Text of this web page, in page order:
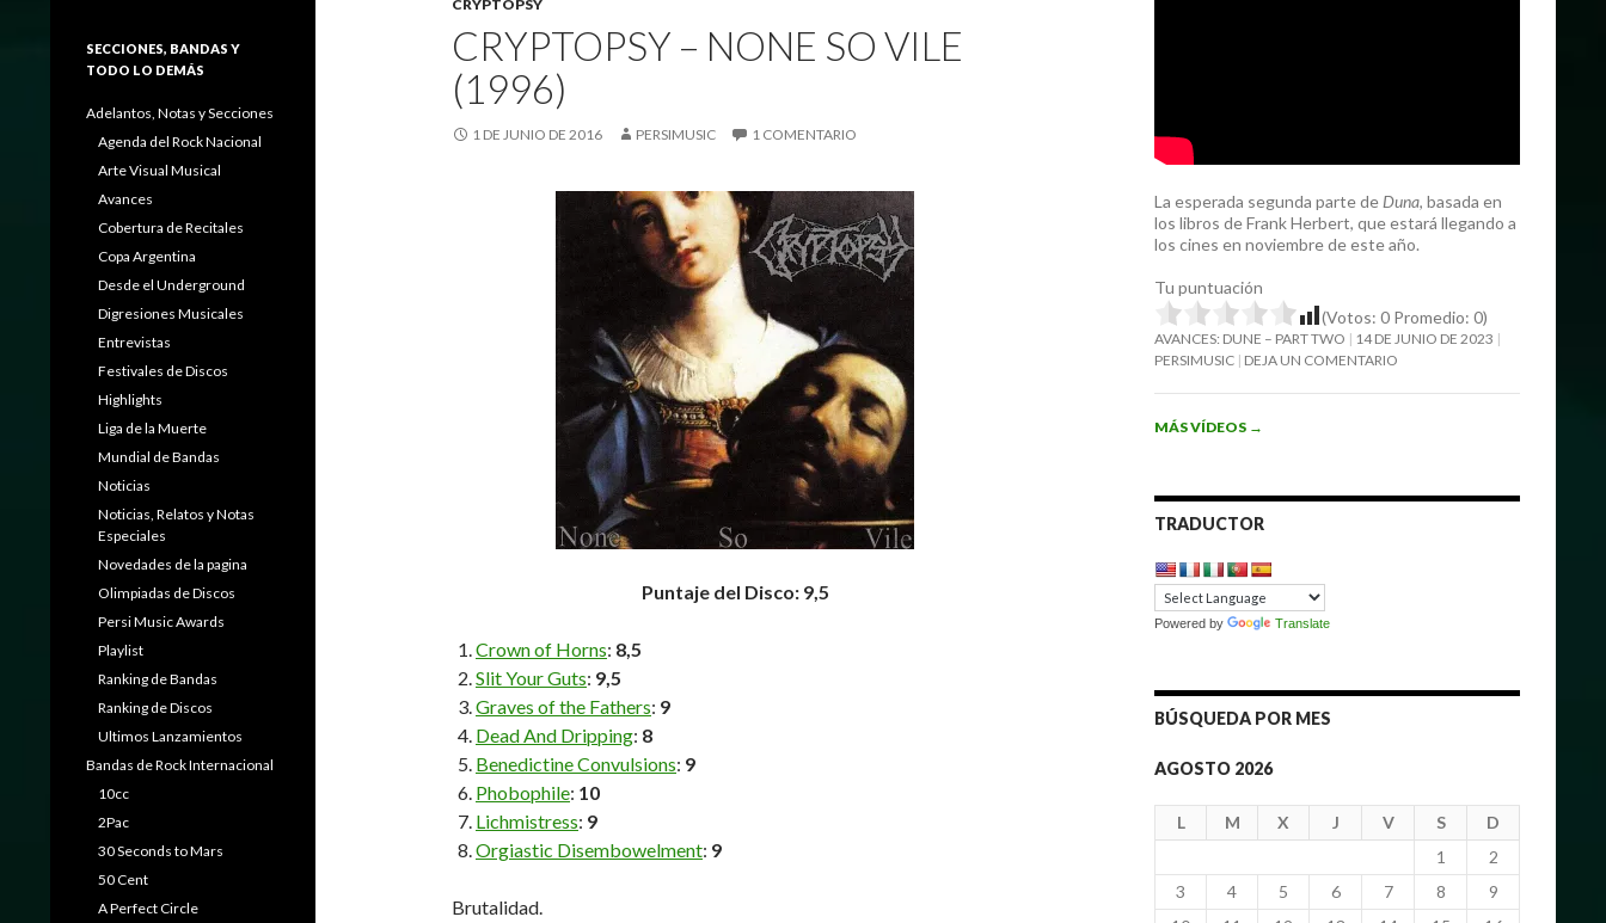
CRYPTOPSY
CRYPTOPSY – NONE SO VILE
(1996)
1 DE JUNIO DE 2016 PERSIMUSIC 1 COMENTARIO
Puntaje del Disco: 9,5
Crown of Horns: 8,5
Slit Your Guts: 9,5
Graves of the Fathers: 9
Dead And Dripping: 8
Benedictine Convulsions: 9
Phobophile: 10
Lichmistress: 9
Orgiastic Disembowelment: 9
Brutalidad.
La esperada segunda parte de Duna, basada en
los libros de Frank Herbert, que estará llegando a
los cines en noviembre de este año.
Tu puntuación
(Votos: 0 Promedio: 0)
AVANCES: DUNE – PART TWO
14 DE JUNIO DE 2023
PERSIMUSIC DEJA UN COMENTARIO
MÁS VÍDEOS →
TRADUCTOR
Powered by Translate
BÚSQUEDA POR MES
AGOSTO 2026
L M X J V S
D
1
2
3
4 5 6 7 8
9
SECCIONES, BANDAS Y
TODO LO DEMÁS
Adelantos, Notas y Secciones
Agenda del Rock Nacional
Arte Visual Musical
Avances
Cobertura de Recitales
Copa Argentina
Desde el Underground
Digresiones Musicales
Entrevistas
Festivales de Discos
Highlights
Liga de la Muerte
Mundial de Bandas
Noticias
Noticias, Relatos y Notas
Especiales
Novedades de la pagina
Olimpiadas de Discos
Persi Music Awards
Playlist
Ranking de Bandas
Ranking de Discos
Ultimos Lanzamientos
Bandas de Rock Internacional
10cc
2Pac
30 Seconds to Mars
50 Cent
A Perfect Circle